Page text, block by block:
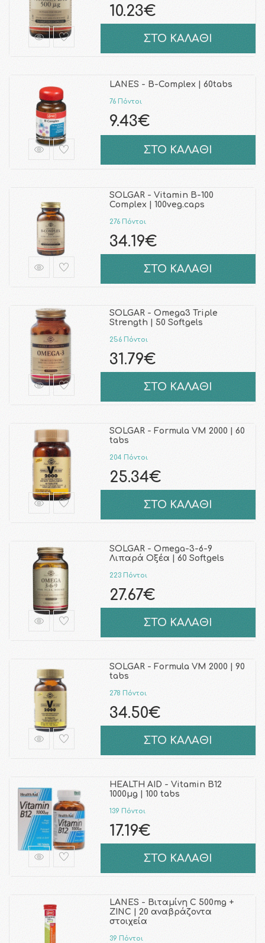
10.23€
ΣΤΟ ΚΑΛΑΘΙ
LANES - Β-Complex | 60tabs
76 Πόντοι
9.43€
ΣΤΟ ΚΑΛΑΘΙ
SOLGAR - Vitamin B-100
Complex | 100veg.caps
276 Πόντοι
34.19€
ΣΤΟ ΚΑΛΑΘΙ
SOLGAR - Omega3 Triple
Strength | 50 Softgels
256 Πόντοι
31.79€
ΣΤΟ ΚΑΛΑΘΙ
SOLGAR - Formula VM 2000 | 60
tabs
204 Πόντοι
25.34€
ΣΤΟ ΚΑΛΑΘΙ
SOLGAR - Omega-3-6-9
Λιπαρά Οξέα | 60 Softgels
223 Πόντοι
27.67€
ΣΤΟ ΚΑΛΑΘΙ
SOLGAR - Formula VM 2000 | 90
tabs
278 Πόντοι
34.50€
ΣΤΟ ΚΑΛΑΘΙ
HEALTH AID - Vitamin B12
1000μg | 100 tabs
139 Πόντοι
17.19€
ΣΤΟ ΚΑΛΑΘΙ
LANES - Βιταμίνη C 500mg +
ZINC | 20 αναβράζοντα
στοιχεία
39 Πόντοι